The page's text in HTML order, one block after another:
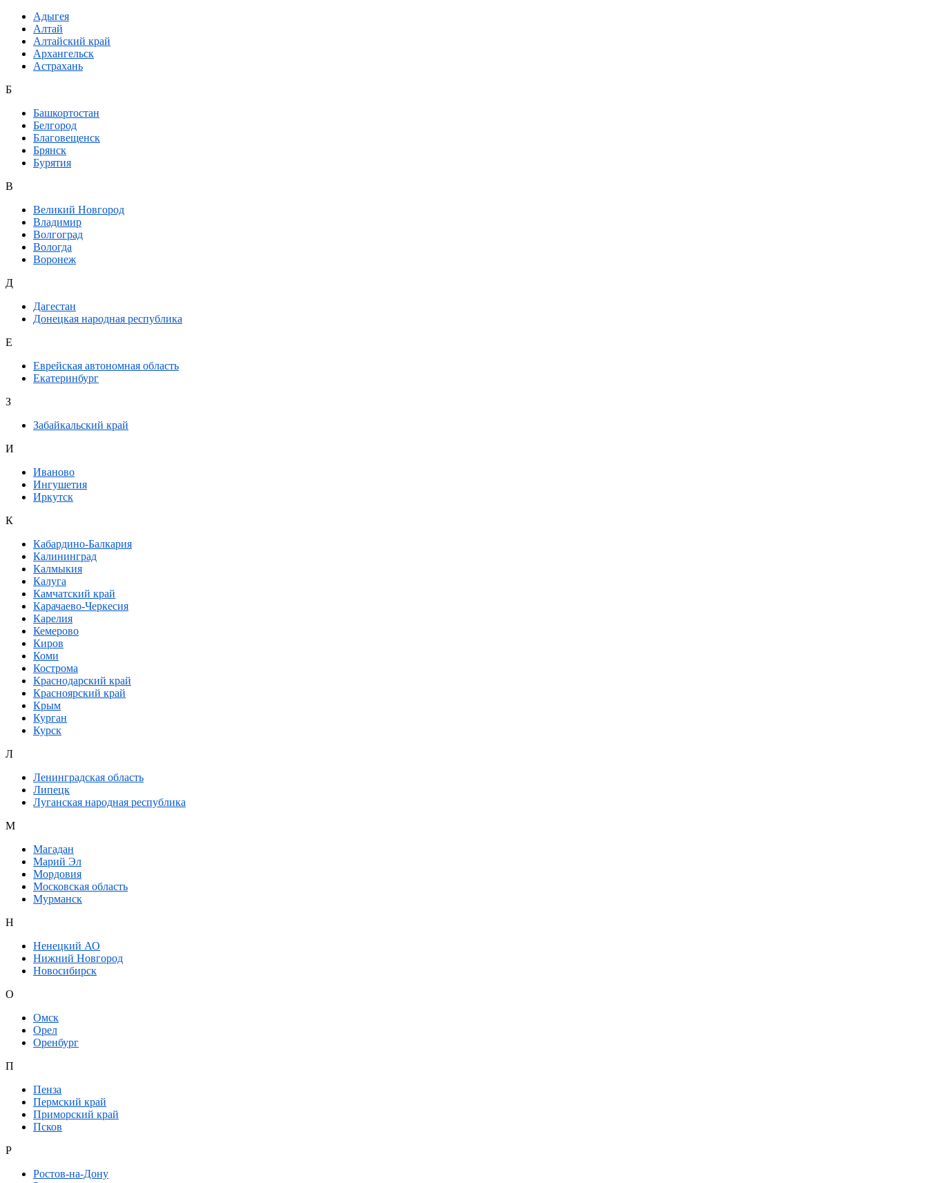
Адыгея
Алтай
Алтайский край
Архангельск
Астрахань
Б
Башкортостан
Белгород
Благовещенск
Брянск
Бурятия
В
Великий Новгород
Владимир
Волгоград
Вологда
Воронеж
Д
Дагестан
Донецкая народная республика
Е
Еврейская автономная область
Екатеринбург
З
Забайкальский край
И
Иваново
Ингушетия
Иркутск
К
Кабардино-Балкария
Калининград
Калмыкия
Калуга
Камчатский край
Карачаево-Черкесия
Карелия
Кемерово
Киров
Коми
Кострома
Краснодарский край
Красноярский край
Крым
Курган
Курск
Л
Ленинградская область
Липецк
Луганская народная республика
М
Магадан
Марий Эл
Мордовия
Московская область
Мурманск
Н
Ненецкий АО
Нижний Новгород
Новосибирск
О
Омск
Орел
Оренбург
П
Пенза
Пермский край
Приморский край
Псков
Р
Ростов-на-Дону